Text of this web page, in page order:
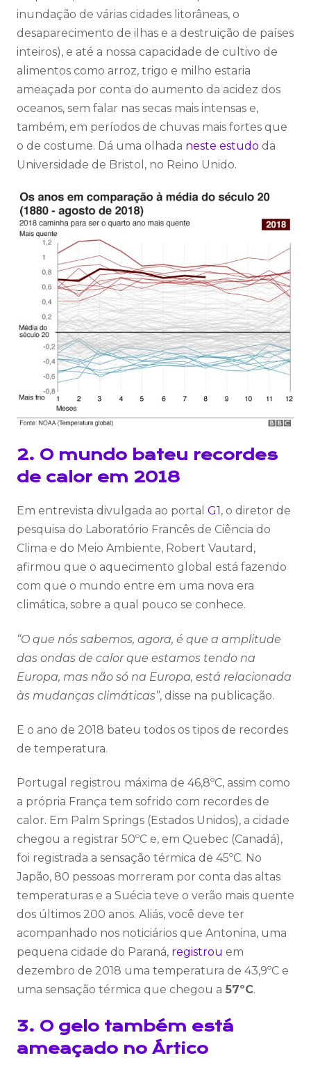
inundação de várias cidades litorâneas, o
desaparecimento de ilhas e a destruição de países
inteiros), e até a nossa capacidade de cultivo de
alimentos como arroz, trigo e milho estaria
ameaçada por conta do aumento da acidez dos
oceanos, sem falar nas secas mais intensas e,
também, em períodos de chuvas mais fortes que
o de costume. Dá uma olhada neste estudo da
Universidade de Bristol, no Reino Unido.
2. O mundo bateu recordes
de calor em 2018
Em entrevista divulgada ao portal G1, o diretor de
pesquisa do Laboratório Francês de Ciência do
Clima e do Meio Ambiente, Robert Vautard,
afirmou que o aquecimento global está fazendo
com que o mundo entre em uma nova era
climática, sobre a qual pouco se conhece.
“O que nós sabemos, agora, é que a amplitude
das ondas de calor que estamos tendo na
Europa, mas não só na Europa, está relacionada
às mudanças climáticas”, disse na publicação.
E o ano de 2018 bateu todos os tipos de recordes
de temperatura.
Portugal registrou máxima de 46,8ºC, assim como
a própria França tem sofrido com recordes de
calor. Em Palm Springs (Estados Unidos), a cidade
chegou a registrar 50ºC e, em Quebec (Canadá),
foi registrada a sensação térmica de 45ºC. No
Japão, 80 pessoas morreram por conta das altas
temperaturas e a Suécia teve o verão mais quente
dos últimos 200 anos. Aliás, você deve ter
acompanhado nos noticiários que Antonina, uma
pequena cidade do Paraná, registrou em
dezembro de 2018 uma temperatura de 43,9ºC e
uma sensação térmica que chegou a 57ºC.
3. O gelo também está
ameaçado no Ártico